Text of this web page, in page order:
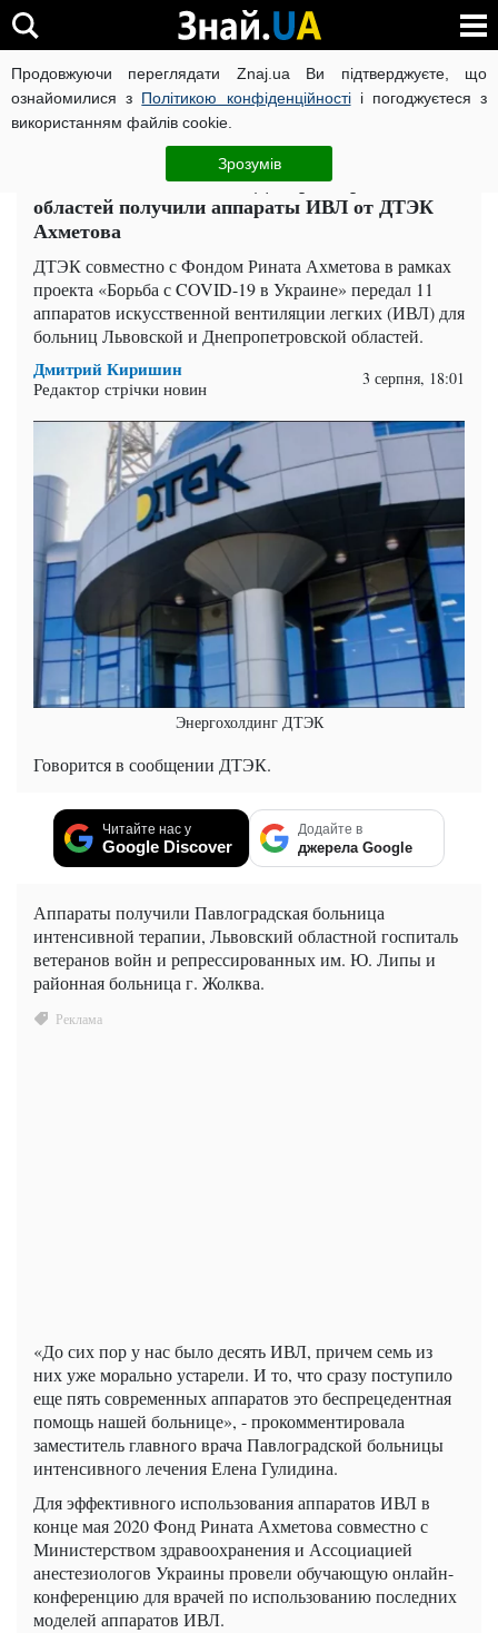
Продовжуючи переглядати Znaj.ua Ви підтверджуєте, що
ознайомилися з Політикою конфіденційностіі погоджуєтеся з
використанням файлів cookie.
Зрозумів
ВІЙНА РОСІЇ ПРОТИ УКРАЇНИ КОРОНАВІРУС В УКРАЇНІ
Суспільство ЧИТАТЬ НА РУССКОМ
Больницы Львовской и Днепропетровской
областей получили аппараты ИВЛ от ДТЭК
Ахметова
ДТЭК совместно с Фондом Рината Ахметова в рамках
проекта «Борьба с COVID-19 в Украине» передал 11
аппаратов искусственной вентиляции легких (ИВЛ) для
больниц Львовской и Днепропетровской областей.
Дмитрий Киришин
Редактор стрічки новин 3 серпня, 18:01
Энергохолдинг ДТЭК
Говорится в сообщении ДТЭК.
Читайте нас у
Google Discover
Додайте в
джерела Google
Аппараты получили Павлоградская больница
интенсивной терапии, Львовский областной госпиталь
ветеранов войн и репрессированных им. Ю. Липы и
районная больница г. Жолква.
«До сих пор у нас было десять ИВЛ, причем семь из
них уже морально устарели. И то, что сразу поступило
еще пять современных аппаратов это беспрецедентная
помощь нашей больнице», - прокомментировала
заместитель главного врача Павлоградской больницы
интенсивного лечения Елена Гулидина.
Для эффективного использования аппаратов ИВЛ в
конце мая 2020 Фонд Рината Ахметова совместно с
Министерством здравоохранения и Ассоциацией
анестезиологов Украины провели обучающую онлайн-
конференцию для врачей по использованию последних
моделей аппаратов ИВЛ.